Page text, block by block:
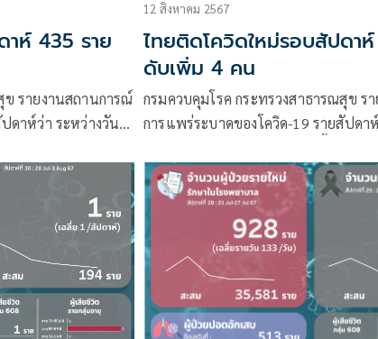
ห์ 435 ราย
ข รายงานสถานการณ์
ดาห์ว่า ระหว่างวันที่
12 สิงหาคม 2567
ไทยติดโควิดใหม่รอบสัปดาห์
ดับเพิ่ม 4 คน
กรมควบคุมโรค กระทรวงสาธารณสุข ร
การแพร่ระบาดของโควิด-19 รายสัปดา
พยาบาล